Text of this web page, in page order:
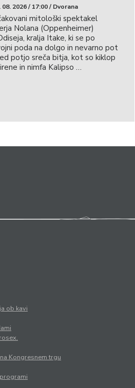
2026 / 17:00 / Dvorana
mitološki spektakel
Nolana (Oppenheimer)
kralja Itake, ki se po
poda na dolgo in nevarno pot
potjo sreča bitja, kot so kiklop
in nimfa Kalipso …
ob kavi
Kongresnem trgu